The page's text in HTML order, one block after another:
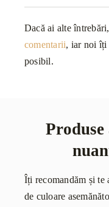
Dacă ai alte
comentarii, iar noi îți
posibil.
Produse
Îți recomandăm și te
de culoare